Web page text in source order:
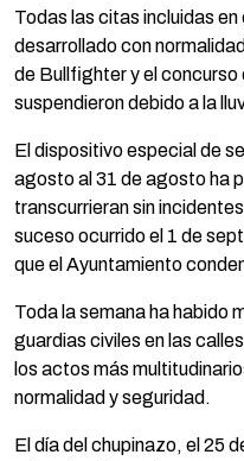
Todas las citas incluidas
desarrollado con
de Bullfighter y el
suspendieron debido a la
El dispositivo especial de
agosto al 31 de agosto ha
transcurrieran sin
suceso ocurrido el 1 de
que el Ayuntamiento
Toda la semana ha habido
guardias civiles en las
los actos más
normalidad y seguridad.
El día del chupinazo, el 25